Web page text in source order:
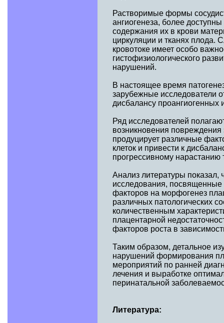
Растворимые формы
ангиогенеза, более
содержания их в крови
циркуляции и тканях плода.
кровотоке имеет особо
гистофизиологического
нарушений.
В настоящее время
зарубежные исследователи
дисбалансу проангиогенных
Ряд исследователей
возникновения
продуцирует различные
клеток и привести к
прогрессивному нарастанию
Анализ литературы показал,
исследования, посвященные
факторов на морфогенез
различных патологических
количественным
плацентарной
факторов роста в
Таким образом, детальное
нарушений формирования
мероприятий по ранней
лечения и выработке
перинатальной
Литература: